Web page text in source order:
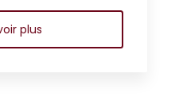
plus